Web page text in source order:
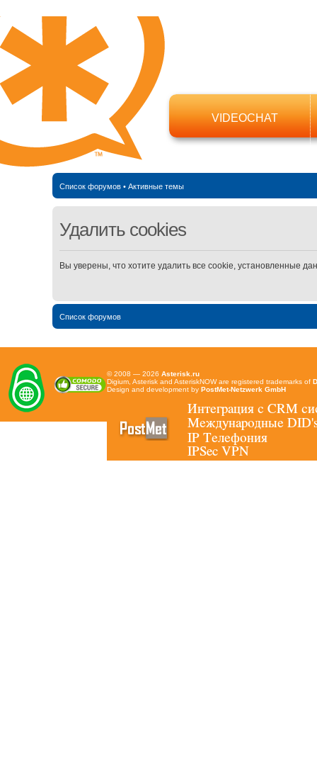
VIDEOCHAT
Список форумов• Активные темы
Удалить cookies
Вы уверены, что хотите удалить все cookie, установленные
Список форумов
© 2008 — 2026 Asterisk.ru
Digium, Asterisk and AsteriskNOW are registered trademarks of
Design and development by PostMet-Netzwerk GmbH